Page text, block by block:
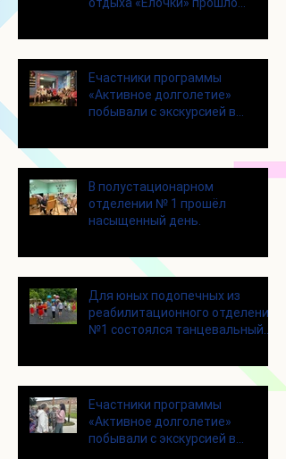
Eчастники программы
«Активное долголетие»
побывали с экскурсией в
В полустационарном
отделении № 1 прошёл
насыщенный день.
Для юных подопечных из
реабилитационного отделения
№1 состоялся танцевальный
Eчастники программы
«Активное долголетие»
побывали с экскурсией в